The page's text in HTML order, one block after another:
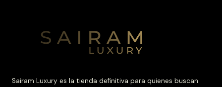
Sairam Luxury es la tienda definitiva para quienes buscan